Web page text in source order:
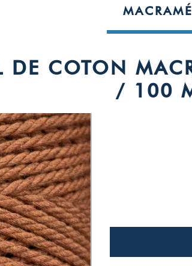
MACRAMÉ
DE COTON
/ 100